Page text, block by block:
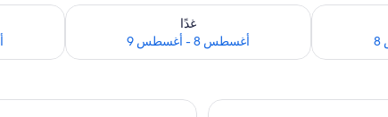
7 - أغسطس 8
غدًا
أغسطس 8 - أغسطس 9
تحقق من مدى التوفر لغد للفترة أغسطس 8 - أغسطس 9 تحقق من مدى